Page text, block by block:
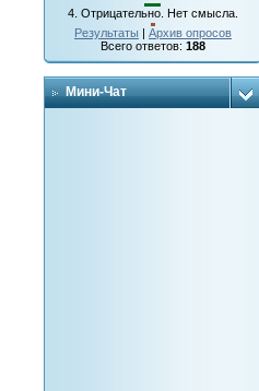
4. Отрицательно. Нет смысла.
Результаты | Архив опросов
Всего ответов: 188
Мини-Чат